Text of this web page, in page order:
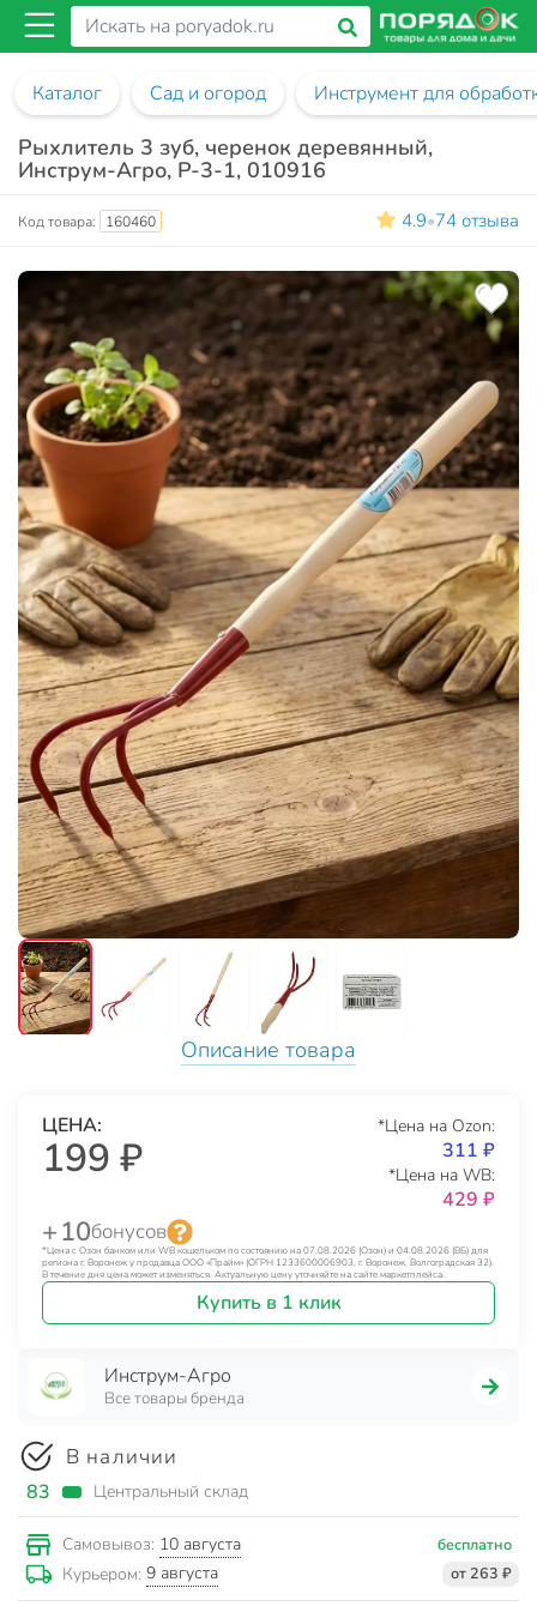
Каталог Сад и огород Инструмент для
Рыхлитель 3 зуб, черенок деревянный,
Инструм-Агро, Р-3-1, 010916
Код товара: 160460 4.9•74 отзыва
Описание товара
ЦЕНА:
199 ₽
*Цена на Ozon:
311 ₽
*Цена на WB:
429 ₽
+ 10бонусов
*Цена с Озон банком или WB кошельком по состоянию на 07.08.2026 (Озон) и 04.08.2026 (ВБ) для
региона г. Воронеж у продавца ООО «Прайм» (ОГРН 1233600006903, г. Воронеж, Волгоградская 32).
В течение дня цена может изменяться. Актуальную цену уточняйте на сайте маркетплейса.
Купить в 1 клик
Инструм-Агро
Все товары бренда
В наличии
83 Центральный склад
Самовывоз: 10 августа бесплатно
Курьером: 9 августа от 263 ₽